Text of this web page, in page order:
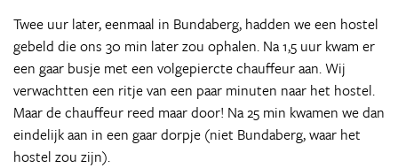
Twee uur later, eenmaal in Bundaberg, hadden we een hostel
gebeld die ons 30 min later zou ophalen. Na 1,5 uur kwam er
een gaar busje met een volgepiercte chauffeur aan. Wij
verwachtten een ritje van een paar minuten naar het hostel.
Maar de chauffeur reed maar door! Na 25 min kwamen we dan
eindelijk aan in een gaar dorpje (niet Bundaberg, waar het
hostel zou zijn).